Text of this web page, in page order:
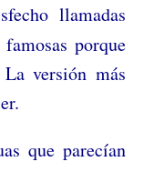
llamadas
porque
versión más
que parecían